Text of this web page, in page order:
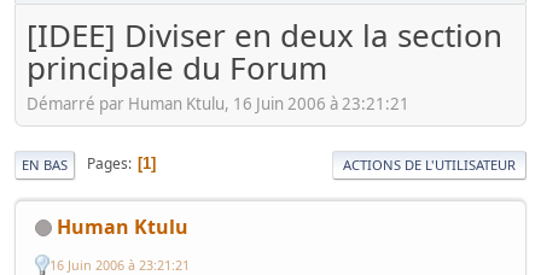
[IDEE] Diviser en deux la section
principale du Forum
Démarré par Human Ktulu, 16 Juin 2006 à 23:21:21
EN BAS Pages 1 ACTIONS DE L'UTILISATEUR
Human Ktulu
16 Juin 2006 à 23:21:21